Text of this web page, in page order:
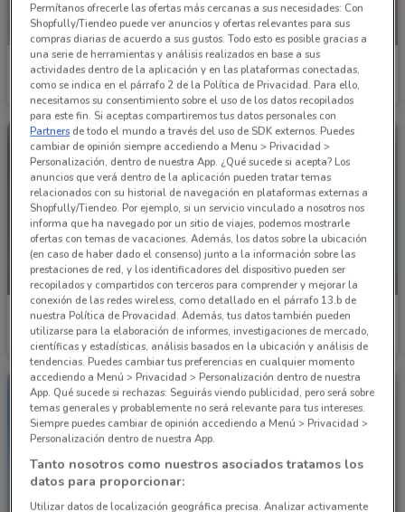
Cklass
Caduca el 31/08 6.1 km
PRÓXIMAMENTE
Cklass
Inicio 01/12
PRÓXIMAMENTE
Price Shoes
Inicio 01/09 2.1 km
PRÓXIMAMENTE
Price Shoes
Inicio 01/09 2.1 km
Permítanos ofrecerle las ofertas más cercanas a sus necesidades: Con
Shopfully/Tiendeo puede ver anuncios y ofertas relevantes para sus
compras diarias de acuerdo a sus gustos. Todo esto es posible gracias a
una serie de herramientas y análisis realizados en base a sus
actividades dentro de la aplicación y en las plataformas conectadas,
como se indica en el párrafo 2 de la Política de Privacidad. Para ello,
necesitamos su consentimiento sobre el uso de los datos recopilados
para este fin. Si aceptas compartiremos tus datos personales con
Partners de todo el mundo a través del uso de SDK externos. Puedes
cambiar de opinión siempre accediendo a Menu > Privacidad >
Personalización, dentro de nuestra App. ¿Qué sucede si acepta? Los
anuncios que verá dentro de la aplicación pueden tratar temas
relacionados con su historial de navegación en plataformas externas a
Shopfully/Tiendeo. Por ejemplo, si un servicio vinculado a nosotros nos
informa que ha navegado por un sitio de viajes, podemos mostrarle
ofertas con temas de vacaciones. Además, los datos sobre la ubicación
(en caso de haber dado el consenso) junto a la información sobre las
prestaciones de red, y los identificadores del dispositivo pueden ser
recopilados y compartidos con terceros para comprender y mejorar la
conexión de las redes wireless, como detallado en el párrafo 13.b de
nuestra Política de Provacidad. Además, tus datos también pueden
utilizarse para la elaboración de informes, investigaciones de mercado,
científicas y estadísticas, análisis basados en la ubicación y análisis de
tendencias. Puedes cambiar tus preferencias en cualquier momento
accediendo a Menú > Privacidad > Personalización dentro de nuestra
App. Qué sucede si rechazas: Seguirás viendo publicidad, pero será sobre
temas generales y probablemente no será relevante para tus intereses.
Siempre puedes cambiar de opinión accediendo a Menú > Privacidad >
Personalización dentro de nuestra App.
Tanto nosotros como nuestros asociados tratamos los
datos para proporcionar:
Utilizar datos de localización geográfica precisa. Analizar activamente